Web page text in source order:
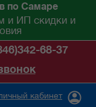
по Самаре
и ИП скидки и
68-37
кабинет